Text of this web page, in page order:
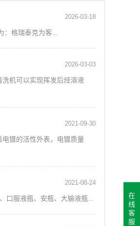
2026-03-18
格瑞泰克为客...
2026-03-03
机可以实现挥发后烃溶液
2021-09-30
镀的活性外表，电镀质量
2021-08-24
口服液瓶、安瓶、大输液瓶...
在
线
客
服